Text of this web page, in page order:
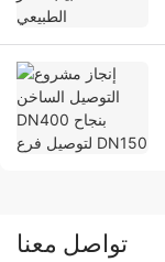
تواصل معنا